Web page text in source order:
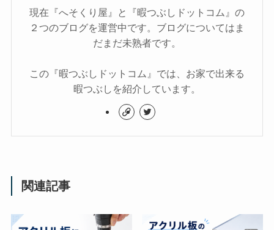
現在『へそくり屋』と『暇つぶしドットコム』の
２つのブログを運営中です。ブログについてはま
だまだ未熟者です。
この『暇つぶしドットコム』では、お家で出来る
暇つぶしを紹介しています。
関連記事